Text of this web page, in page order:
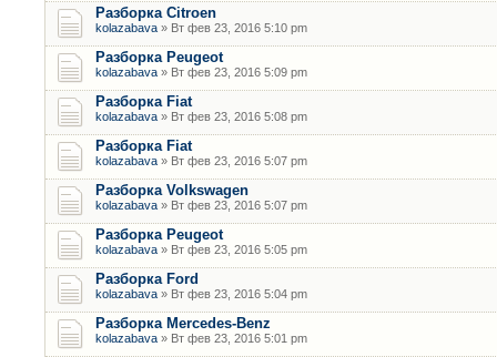
Разборка Citroen
kolazabava » Вт фев 23, 2016 5:10 pm
Разборка Peugeot
kolazabava » Вт фев 23, 2016 5:09 pm
Разборка Fiat
kolazabava » Вт фев 23, 2016 5:08 pm
Разборка Fiat
kolazabava » Вт фев 23, 2016 5:07 pm
Разборка Volkswagen
kolazabava » Вт фев 23, 2016 5:07 pm
Разборка Peugeot
kolazabava » Вт фев 23, 2016 5:05 pm
Разборка Ford
kolazabava » Вт фев 23, 2016 5:04 pm
Разборка Mercedes-Benz
kolazabava » Вт фев 23, 2016 5:01 pm